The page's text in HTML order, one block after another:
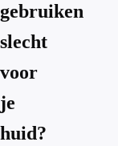
gebruiken
slecht
voor
je
huid?